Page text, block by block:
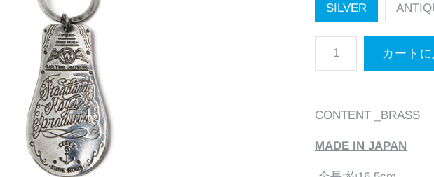
SILVER
CONTENT _BRASS
MADE IN JAPAN